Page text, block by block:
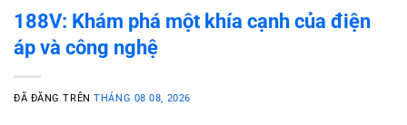
188V: Khám phá một khía cạnh của điện
áp và công nghệ
ĐÃ ĐĂNG TRÊNTHÁNG 08 08, 2026